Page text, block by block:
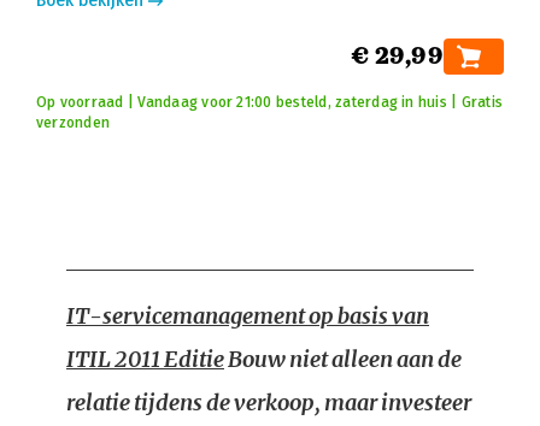
€ 29,99
Op voorraad | Vandaag voor 21:00 besteld, zaterdag in huis | Gratis
verzonden
IT-servicemanagement op basis van
ITIL 2011 EditieBouw niet alleen aan de
relatie tijdens de verkoop, maar investeer